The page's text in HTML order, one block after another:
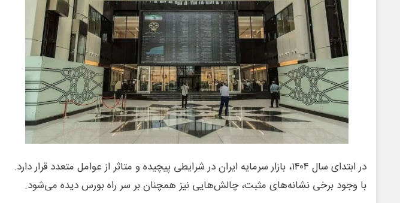
در ابتدای سال ۱۴۰۴، بازار سرمایه ایران در شرایطی پیچیده و متاثر از عوامل متعدد قرار دارد.
با وجود برخی نشانه‌های مثبت، چالش‌هایی نیز همچنان بر سر راه بورس دیده می‌شود.